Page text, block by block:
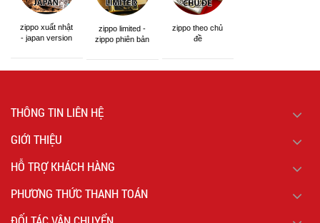
zippo xuất nhật
- japan version
zippo limited -
zippo phiên bản
zippo theo chủ
đề
THÔNG TIN LIÊN HỆ
GIỚI THIỆU
HỖ TRỢ KHÁCH HÀNG
PHƯƠNG THỨC THANH TOÁN